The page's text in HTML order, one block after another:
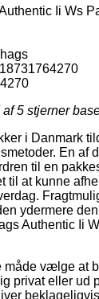
Ii Ws
af 5 stjerner
i Danmark
En af
til en
til at kunne
ydermere
Authentic Ii
måde vælge at
privat eller ud